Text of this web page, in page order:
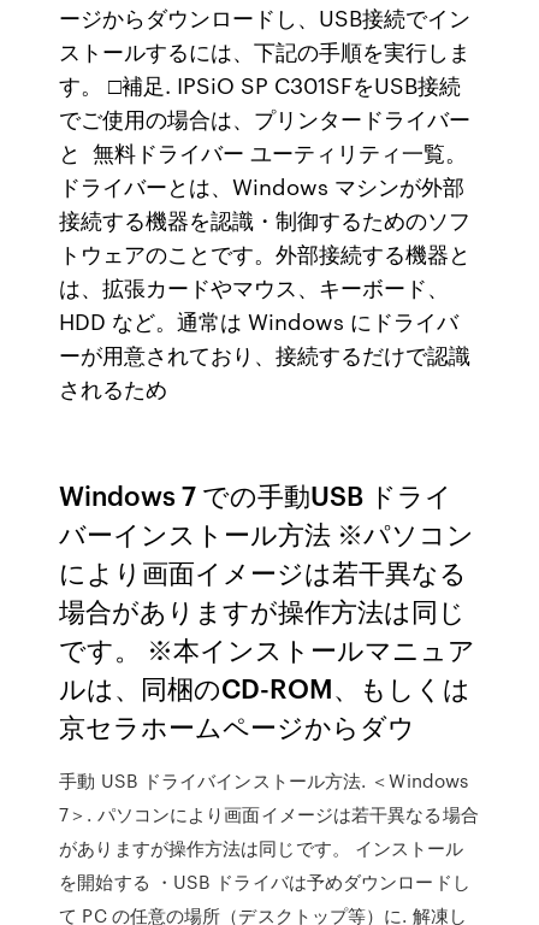
ージからダウンロードし、USB接続でイン
ストールするには、下記の手順を実行しま
す。 □補足. IPSiO SP C301SFをUSB接続
でご使用の場合は、プリンタードライバー
と 無料ドライバー ユーティリティ一覧。
ドライバーとは、Windows マシンが外部
接続する機器を認識・制御するためのソフ
トウェアのことです。外部接続する機器と
は、拡張カードやマウス、キーボード、
HDD など。通常は Windows にドライバ
ーが用意されており、接続するだけで認識
されるため
Windows 7 での手動USB ドライ
バーインストール方法 ※パソコン
により画面イメージは若干異なる
場合がありますが操作方法は同じ
です。 ※本インストールマニュア
ルは、同梱のCD-ROM、もしくは
京セラホームページからダウ
手動 USB ドライバインストール方法. ＜Windows
7＞. パソコンにより画面イメージは若干異なる場合
がありますが操作方法は同じです。 インストール
を開始する ・USB ドライバは予めダウンロードし
て PC の任意の場所（デスクトップ等）に. 解凍し